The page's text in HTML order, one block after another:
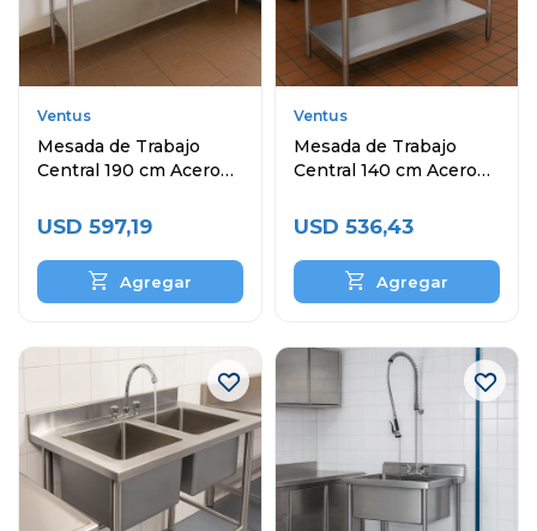
Ventus
Mesada de Trabajo
Central 190 cm Acero
USD 597,19
Ventus
Mesada de Trabajo
Central 140 cm Acero
USD 536,43